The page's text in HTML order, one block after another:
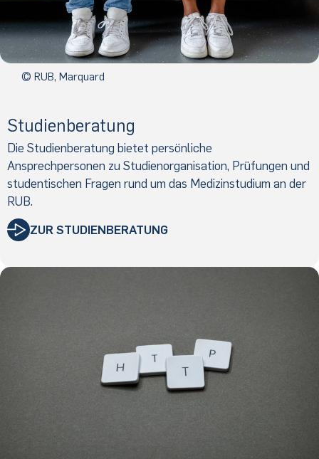
© RUB, Marquard
Studienberatung
Die Studienberatung bietet persönliche
Ansprechpersonen zu Studienorganisation, Prüfungen und
studentischen Fragen rund um das Medizinstudium an der
RUB.
ZUR STUDIENBERATUNG